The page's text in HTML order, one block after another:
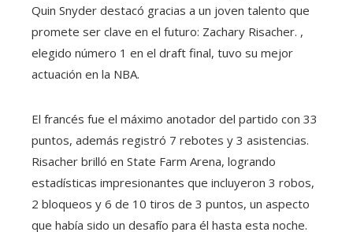
Quin Snyder destacó gracias a un joven talento que
promete ser clave en el futuro: Zachary Risacher. ,
elegido número 1 en el draft final, tuvo su mejor
actuación en la NBA.
El francés fue el máximo anotador del partido con 33
puntos, además registró 7 rebotes y 3 asistencias.
Risacher brilló en State Farm Arena, logrando
estadísticas impresionantes que incluyeron 3 robos,
2 bloqueos y 6 de 10 tiros de 3 puntos, un aspecto
que había sido un desafío para él hasta esta noche.